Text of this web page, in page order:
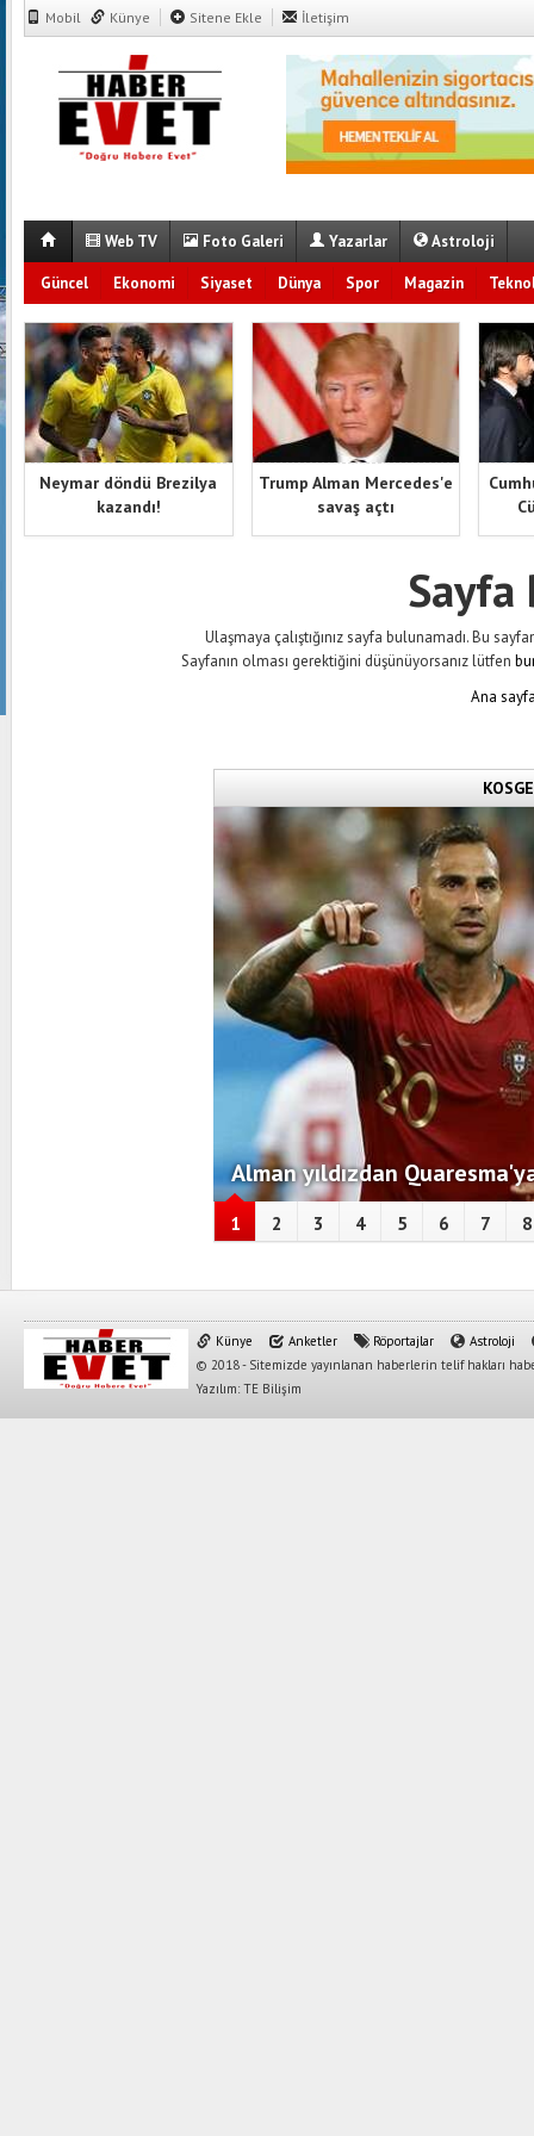
Mobil Künye Sitene Ekle İletişim
Web TV Foto Galeri Yazarlar Astroloji
Güncel Ekonomi Siyaset Dünya Spor Magazin
Neymar döndü Brezilya
kazandı!
Trump Alman Mercedes'e
savaş açtı
Sayfa
Ulaşmaya çalıştığınız sayfa bulunamadı. Bu
Sayfanın olması gerektiğini düşünüyorsanız lütfen
Ana
1 2 3 4 5 6 7 8
Alman yıldızdan
Künye Anketler Röportajlar
Astroloji
© 2018 - Sitemizde yayınlanan haberlerin telif hakları
Yazılım: TE Bilişim